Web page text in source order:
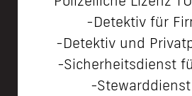
-Detektiv für
-Detektiv und
-Sicherheitsdienst
-